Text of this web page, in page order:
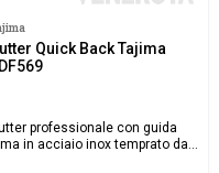
Quick Back Tajima
professionale con guida
in acciaio inox temprato da 1